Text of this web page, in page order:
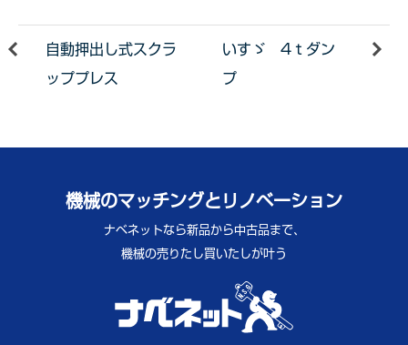
自動押出し式スクラ
ッププレス
いすゞ 4ｔダン
プ
機械のマッチングとリノベーション
ナベネットなら新品から中古品まで、
機械の売りたし買いたしが叶う